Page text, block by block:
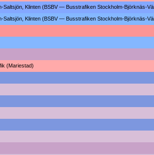
Saltsjön, Klinten (BSBV — Busstrafiken Stockholm-Björknäs-
Saltsjön, Klinten (BSBV — Busstrafiken Stockholm-Björknäs-
(Mariestad)